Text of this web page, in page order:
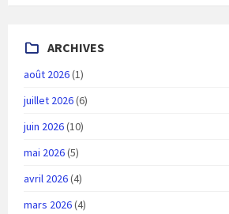
ARCHIVES
août 2026(1)
juillet 2026(6)
juin 2026(10)
mai 2026(5)
avril 2026(4)
mars 2026(4)